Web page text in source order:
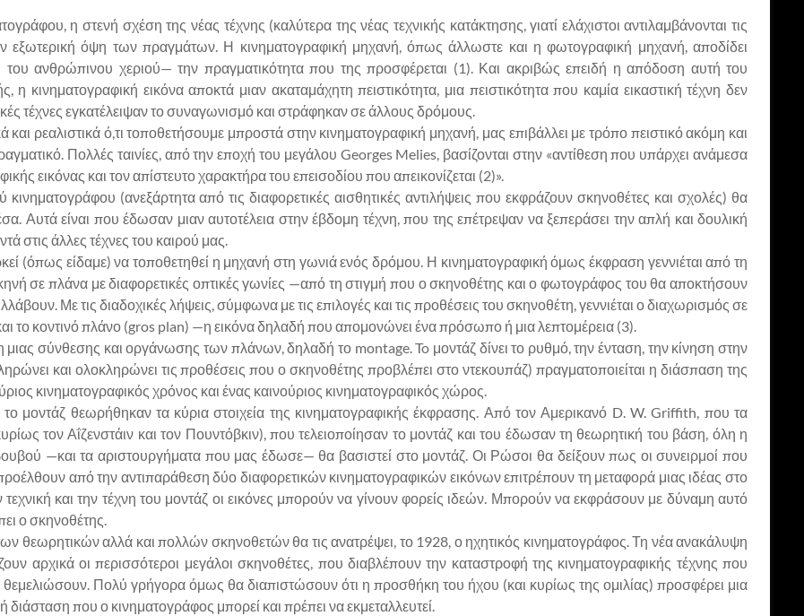
η στενή σχέση της νέας τέχνης (καλύτερα της νέας τεχνικής κατάκτησης, γιατί ελάχιστοι αντιλαμβάνονται τις
εξωτερική όψη των πραγμάτων. Η κινηματογραφική μηχανή, όπως άλλωστε και η φωτογραφική μηχανή, αποδίδει
ανθρώπινου χεριού— την πραγματικότητα που της προσφέρεται (1). Και ακριβώς επειδή η απόδοση αυτή του
η κινηματογραφική εικόνα αποκτά μιαν ακαταμάχητη πειστικότητα, μια πειστικότητα που καμία εικαστική τέχνη δεν
τέχνες εγκατέλειψαν το συναγωνισμό και στράφηκαν σε άλλους δρόμους.
και ρεαλιστικά ό,τι τοποθετήσουμε μπροστά στην κινηματογραφική μηχανή, μας επιβάλλει με τρόπο πειστικό ακόμη και
Πολλές ταινίες, από την εποχή του μεγάλου Georges Melies, βασίζονται στην «αντίθεση που υπάρχει ανάμεσα
εικόνας και τον απίστευτο χαρακτήρα του επεισοδίου που απεικονίζεται (2)».
(ανεξάρτητα από τις διαφορετικές αισθητικές αντιλήψεις που εκφράζουν σκηνοθέτες και σχολές) θα
Αυτά είναι που έδωσαν μιαν αυτοτέλεια στην έβδομη τέχνη, που της επέτρεψαν να ξεπεράσει την απλή και δουλική
στις άλλες τέχνες του καιρού μας.
(όπως είδαμε) να τοποθετηθεί η μηχανή στη γωνιά ενός δρόμου. Η κινηματογραφική όμως έκφραση γεννιέται από τη
σε πλάνα με διαφορετικές οπτικές γωνίες —από τη στιγμή που ο σκηνοθέτης και ο φωτογράφος του θα αποκτήσουν
Με τις διαδοχικές λήψεις, σύμφωνα με τις επιλογές και τις προθέσεις του σκηνοθέτη, γεννιέται ο διαχωρισμός σε
το κοντινό πλάνο (gros plan) —η εικόνα δηλαδή που απομονώνει ένα πρόσωπο ή μια λεπτομέρεια (3).
μιας σύνθεσης και οργάνωσης των πλάνων, δηλαδή το montage. To μοντάζ δίνει το ρυθμό, την ένταση, την κίνηση στην
και ολοκληρώνει τις προθέσεις που ο σκηνοθέτης προβλέπει στο ντεκουπάζ) πραγματοποιείται η διάσπαση της
κινηματογραφικός χρόνος και ένας καινούριος κινηματογραφικός χώρος.
μοντάζ θεωρήθηκαν τα κύρια στοιχεία της κινηματογραφικής έκφρασης. Από τον Αμερικανό D. W. Griffith, που τα
τον Αΐζενστάιν και τον Πουντόβκιν), που τελειοποίησαν το μοντάζ και του έδωσαν τη θεωρητική του βάση, όλη η
—και τα αριστουργήματα που μας έδωσε— θα βασιστεί στο μοντάζ. Οι Ρώσοι θα δείξουν πως οι συνειρμοί που
από την αντιπαράθεση δύο διαφορετικών κινηματογραφικών εικόνων επιτρέπουν τη μεταφορά μιας ιδέας στο
τεχνική και την τέχνη του μοντάζ οι εικόνες μπορούν να γίνουν φορείς ιδεών. Μπορούν να εκφράσουν με δύναμη αυτό
ο σκηνοθέτης.
θεωρητικών αλλά και πολλών σκηνοθετών θα τις ανατρέψει, το 1928, ο ηχητικός κινηματογράφος. Τη νέα ανακάλυψη
αρχικά οι περισσότεροι μεγάλοι σκηνοθέτες, που διαβλέπουν την καταστροφή της κινηματογραφικής τέχνης που
Πολύ γρήγορα όμως θα διαπιστώσουν ότι η προσθήκη του ήχου (και κυρίως της ομιλίας) προσφέρει μια
διάσταση που ο κινηματογράφος μπορεί και πρέπει να εκμεταλλευτεί.